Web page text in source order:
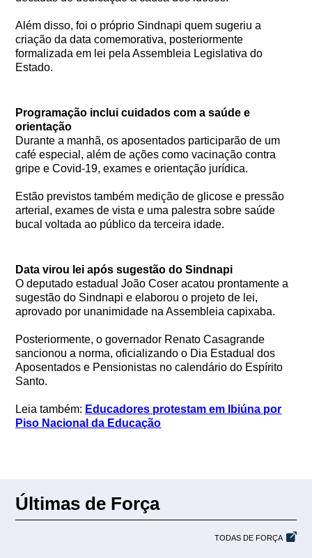
Além disso, foi o próprio Sindnapi quem sugeriu a
criação da data comemorativa, posteriormente
formalizada em lei pela Assembleia Legislativa do
Estado.
Programação inclui cuidados com a saúde e
orientação
Durante a manhã, os aposentados participarão de um
café especial, além de ações como vacinação contra
gripe e Covid-19, exames e orientação jurídica.
Estão previstos também medição de glicose e pressão
arterial, exames de vista e uma palestra sobre saúde
bucal voltada ao público da terceira idade.
Data virou lei após sugestão do Sindnapi
O deputado estadual João Coser acatou prontamente a
sugestão do Sindnapi e elaborou o projeto de lei,
aprovado por unanimidade na Assembleia capixaba.
Posteriormente, o governador Renato Casagrande
sancionou a norma, oficializando o Dia Estadual dos
Aposentados e Pensionistas no calendário do Espírito
Santo.
Leia também: Educadores protestam em Ibiúna por
Piso Nacional da Educação
Últimas de Força
TODAS DE FORÇA